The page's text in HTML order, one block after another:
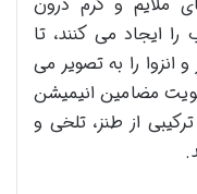
ایجاد می کنند، تا
انزوا را به تصویر می
مضامین انیمیشن
از طنز، تلخی و